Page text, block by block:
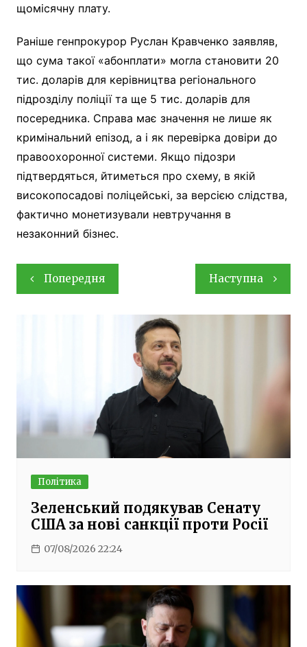
щомісячну плату.
Раніше генпрокурор Руслан Кравченко заявляв,
що сума такої «абонплати» могла становити 20
тис. доларів для керівництва регіонального
підрозділу поліції та ще 5 тис. доларів для
посередника. Справа має значення не лише як
кримінальний епізод, а і як перевірка довіри до
правоохоронної системи. Якщо підозри
підтвердяться, йтиметься про схему, в якій
високопосадові поліцейські, за версією слідства,
фактично монетизували невтручання в
незаконний бізнес.
Навігація
записів
Попередня Наступна
Політика
Зеленський подякував Сенату
США за нові санкції проти Росії
07/08/2026 22:24